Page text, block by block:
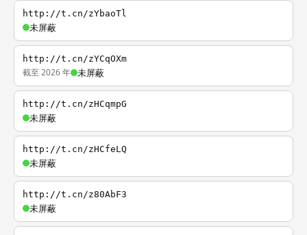
http://t.cn/zYbaoTl
未屏蔽
http://t.cn/zYCqOXm
截至 2026 年 未屏蔽
http://t.cn/zHCqmpG
未屏蔽
http://t.cn/zHCfeLQ
未屏蔽
http://t.cn/z80AbF3
未屏蔽